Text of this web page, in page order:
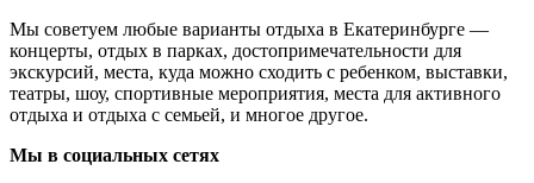
Мы советуем любые варианты отдыха в Екатеринбурге —
концерты, отдых в парках, достопримечательности для
экскурсий, места, куда можно сходить с ребенком, выставки,
театры, шоу, спортивные мероприятия, места для активного
отдыха и отдыха с семьей, и многое другое.
Мы в социальных сетях